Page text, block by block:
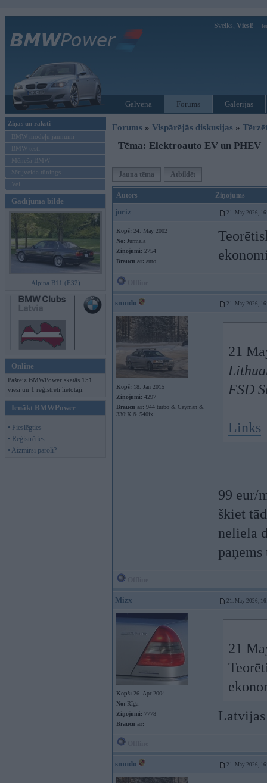
Sveiks, Viesi!
Galvenā Forums Galerijas
Ziņas un raksti
BMW modeļu jaunumi
BMW testi
Mēneša BMW
Sērijveida tūnings
Vel...
Gadījuma bilde
Alpina B11 (E32)
Online
Pašreiz BMWPower skatās 151
viesi un 1 reģistrēti lietotāji.
Ienākt BMWPower
• Pieslēgties
• Reģistrēties
• Aizmirsi paroli?
Forums » Vispārējās diskusijas »
Tēma: Elektroauto EV un PHEV
Jauna tēma Atbildēt
Autors Ziņojums
juriz 21. May 2026,
Kopš: 24. May 2002
No: Jūrmala
Ziņojumi: 2754
Braucu ar: auto
smudo 21. May 2026,
Kopš: 18. Jan 2015
Ziņojumi: 4297
Braucu ar: 944 turbo & Cayman &
330iX & 540ix
21
FSD
Links
99 eur/
škiet
neliela
Mizx 21. May 2026,
Kopš: 26. Apr 2004
No: Rīga
Ziņojumi: 7778
Braucu ar:
21
smudo 21. May 2026,